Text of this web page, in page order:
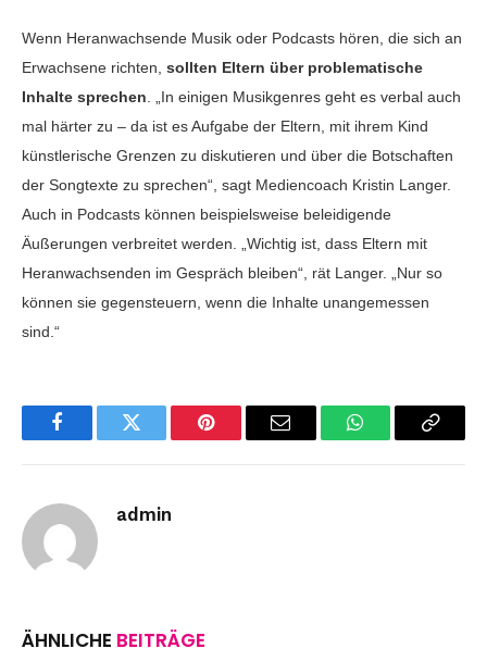
Wenn Heranwachsende Musik oder Podcasts hören, die sich an
Erwachsene richten, sollten Eltern über problematische
Inhalte sprechen . „In einigen Musikgenres geht es verbal auch
mal härter zu – da ist es Aufgabe der Eltern, mit ihrem Kind
künstlerische Grenzen zu diskutieren und über die Botschaften
der Songtexte zu sprechen“, sagt Mediencoach Kristin Langer.
Auch in Podcasts können beispielsweise beleidigende
Äußerungen verbreitet werden. „Wichtig ist, dass Eltern mit
Heranwachsenden im Gespräch bleiben“, rät Langer. „Nur so
können sie gegensteuern, wenn die Inhalte unangemessen
sind.“
FacebookTwitter Pinterest Email WhatsAppCopy
admin
ÄHNLICHE BEITRÄGE